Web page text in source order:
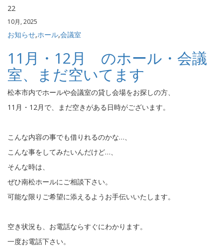
22
10月, 2025
お知らせ,ホール,会議室
11月・12月 のホール・会議
室、まだ空いてます
松本市内でホールや会議室の貸し会場をお探しの方、
11月・12月で、まだ空きがある日時がございます。
こんな内容の事でも借りれるのかな…、
こんな事をしてみたいんだけど…、
そんな時は、
ぜひ南松ホールにご相談下さい。
可能な限りご希望に添えるようお手伝いいたします。
空き状況も、お電話ならすぐにわかります。
一度お電話下さい。